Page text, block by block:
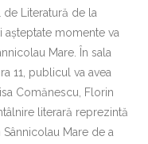
de Literatură de la
așteptate momente va
Mare. În sala
11, publicul va avea
Comănescu, Florin
literară reprezintă
Mare de a